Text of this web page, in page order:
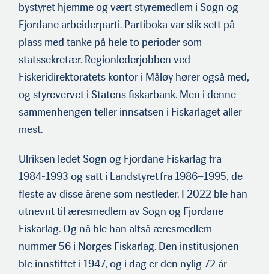
bystyret hjemme og vært styremedlem i Sogn og
Fjordane arbeiderparti. Partiboka var slik sett på
plass med tanke på hele to perioder som
statssekretær. Regionlederjobben ved
Fiskeridirektoratets kontor i Måløy hører også med,
og styrevervet i Statens fiskarbank. Men i denne
sammenhengen teller innsatsen i Fiskarlaget aller
mest.
Ulriksen ledet Sogn og Fjordane Fiskarlag fra
1984-1993 og satt i Landstyret fra 1986–1995, de
fleste av disse årene som nestleder. I 2022 ble han
utnevnt til æresmedlem av Sogn og Fjordane
Fiskarlag. Og nå ble han altså æresmedlem
nummer 56 i Norges Fiskarlag. Den institusjonen
ble innstiftet i 1947, og i dag er den nylig 72 år